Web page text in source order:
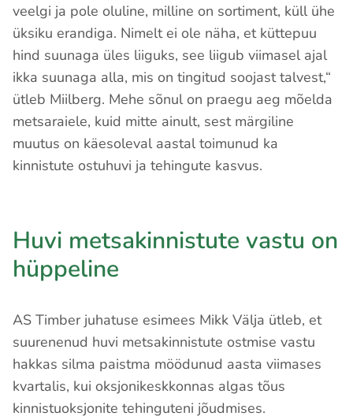
veelgi ja pole oluline, milline on sortiment, küll ühe
üksiku erandiga. Nimelt ei ole näha, et küttepuu
hind suunaga üles liiguks, see liigub viimasel ajal
ikka suunaga alla, mis on tingitud soojast talvest,“
ütleb Miilberg. Mehe sõnul on praegu aeg mõelda
metsaraiele, kuid mitte ainult, sest märgiline
muutus on käesoleval aastal toimunud ka
kinnistute ostuhuvi ja tehingute kasvus.
Huvi metsakinnistute vastu on
hüppeline
AS Timber juhatuse esimees Mikk Välja ütleb, et
suurenenud huvi metsakinnistute ostmise vastu
hakkas silma paistma möödunud aasta viimases
kvartalis, kui oksjonikeskkonnas algas tõus
kinnistuoksjonite tehinguteni jõudmises.